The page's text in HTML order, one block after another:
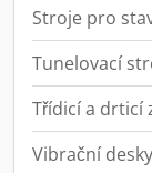
Stroje pro
Tunelovací
Třídicí a drticí
Vibrační desky